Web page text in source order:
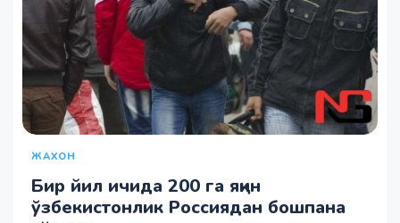
ЖАХОН
Бир йил ичида 200 га яқин
ўзбекистонлик Россиядан бошпана